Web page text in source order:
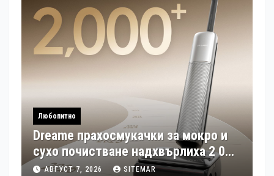
Любопитно
Dreame прахосмукачки за мокро и
сухо почистване надхвърлиха 2 000
патентни заявки в световен мащаб
АВГУСТ 7, 2026 SITEMAR